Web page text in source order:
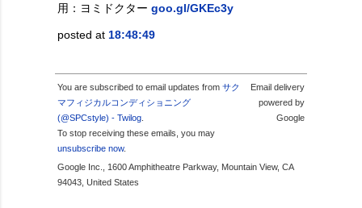
用：ヨミドクター goo.gl/GKEc3y
posted at 18:48:49
You are subscribed to email updates from サク
マフィジカルコンディショニング
(@SPCstyle) - Twilog
To stop receiving these emails, you may
unsubscribe now.
Email delivery
powered by
Google
Google Inc., 1600 Amphitheatre Parkway, Mountain View, CA
94043, United States